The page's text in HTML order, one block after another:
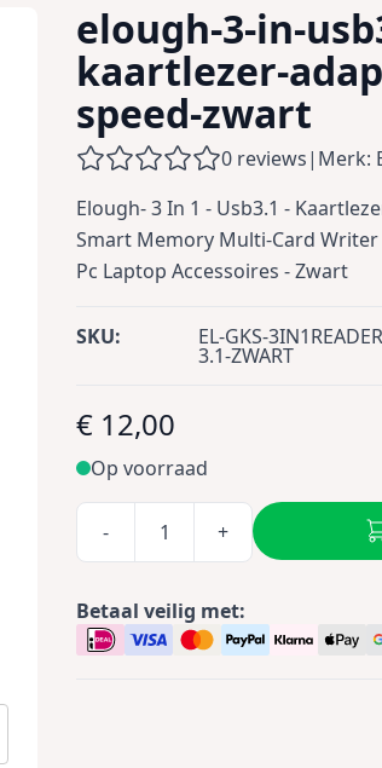
elough-3-in-
kaartlezer-
speed-zwart
0 reviews| Merk:
Elough- 3 In 1 - Usb3.1 -
Smart Memory Multi-Card
Pc Laptop Accessoires - Zwart
SKU: EL-GKS-
3.1-ZWART
€ 12,00
Op voorraad
- +
Betaal veilig met: